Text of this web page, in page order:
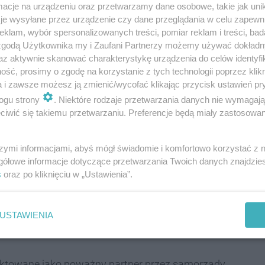
233,5 km torów, sięgając aż do Raciborza, a
6 mln ton towarów. W wyniku likwidacji
wąskotorowej podzieliła los
się tylko dwa fragmenty dawnej sieci: w
Śląskim.
finansowych, lecz ogromnej pracy własnej
przez nie przewozy przyciągają
stanie zrobić, a także patrolują szlak i dbają o to,
na urządzeniu oraz przetwarzamy dane osobowe, takie jak
wysyłane przez urządzenie czy dane przeglądania w celu
wybór spersonalizowanych treści, pomiar reklam i treści,
Użytkownika my i Zaufani Partnerzy możemy używać
aktywnie skanować charakterystykę urządzenia do celów
prosimy o zgodę na korzystanie z tych technologii poprzez
i zawsze możesz ją zmienić/wycofać klikając przycisk ustawień
strony
. Niektóre rodzaje przetwarzania danych nie
się takiemu przetwarzaniu. Preferencje będą miały
informacjami, abyś mógł świadomie i komfortowo korzystać z
informacje dotyczące przetwarzania Twoich danych
oraz po kliknięciu w „Ustawienia”.
USTAWIENIA